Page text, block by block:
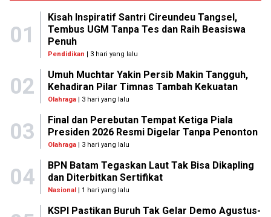
01
Kisah Inspiratif Santri Cireundeu Tangsel,
Tembus UGM Tanpa Tes dan Raih Beasiswa
Penuh
Pendidikan | 3 hari yang lalu
02
Umuh Muchtar Yakin Persib Makin Tangguh,
Kehadiran Pilar Timnas Tambah Kekuatan
Olahraga| 3 hari yang lalu
03
Final dan Perebutan Tempat Ketiga Piala
Presiden 2026 Resmi Digelar Tanpa Penonton
Olahraga| 3 hari yang lalu
04
BPN Batam Tegaskan Laut Tak Bisa Dikapling
dan Diterbitkan Sertifikat
Nasional| 1 hari yang lalu
KSPI Pastikan Buruh Tak Gelar Demo Agustus-